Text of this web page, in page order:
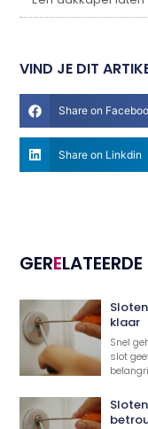
VIND JE DIT
Share on
Share on Linkdin
GERE
klaar
Snel
slot